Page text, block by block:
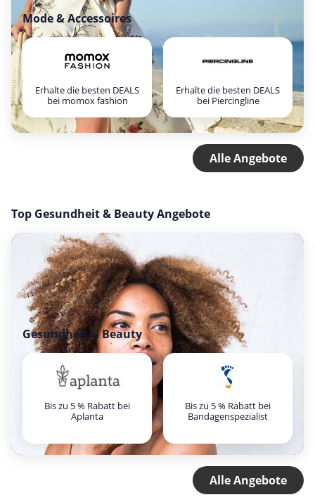
Mode & Accessoires
Erhalte die besten DEALS
bei momox fashion
Erhalte die besten DEALS
bei Piercingline
Alle Angebote
Top Gesundheit & Beauty Angebote
Gesundheit & Beauty
Bis zu 5 % Rabatt bei
Aplanta
Bis zu 5 % Rabatt bei
Bandagenspezialist
Alle Angebote